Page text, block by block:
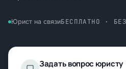
Юрист на связиБЕСПЛАТНО ·
Задать вопрос юристу